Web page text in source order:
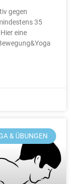
gegen
35
eine
& ÜBUNGEN